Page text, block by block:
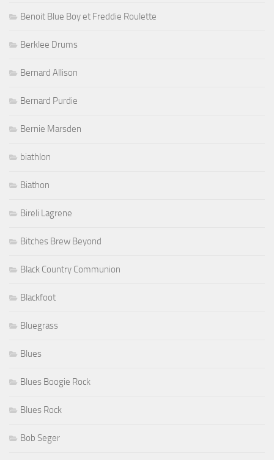
Benoit Blue Boy et Freddie Roulette
Berklee Drums
Bernard Allison
Bernard Purdie
Bernie Marsden
biathlon
Biathon
Bireli Lagrene
Bitches Brew Beyond
Black Country Communion
Blackfoot
Bluegrass
Blues
Blues Boogie Rock
Blues Rock
Bob Seger